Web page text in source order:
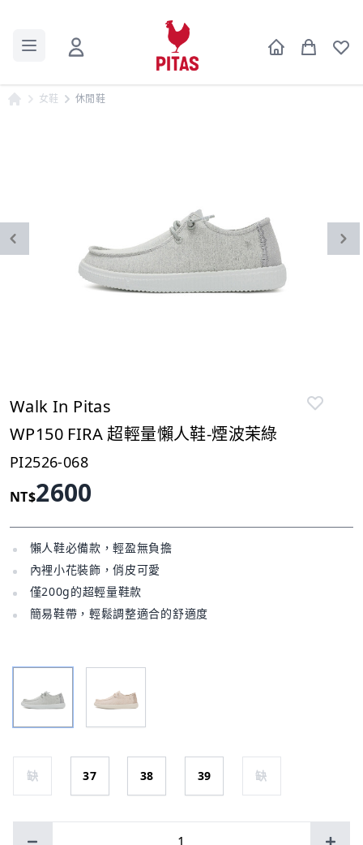
女鞋 休閒鞋
Walk In Pitas
WP150 FIRA 超輕量懶人鞋-煙波茉綠
PI2526-068
NT$2600
懶人鞋必備款，輕盈無負擔
內裡小花裝飾，俏皮可愛
僅200g的超輕量鞋款
簡易鞋帶，輕鬆調整適合的舒適度
缺 37 38 39 缺